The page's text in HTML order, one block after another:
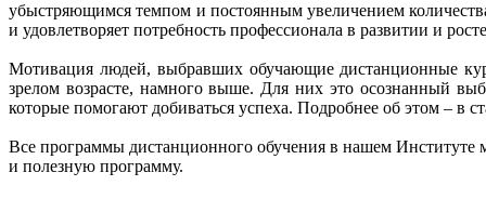
убыстряющимся темпом и постоянным увеличением
и удовлетворяет потребность профессионала в развитии и
Мотивация людей, выбравших обучающие дистанционные
зрелом возрасте, намного выше. Для них это осознанный
которые помогают добиваться успеха. Подробнее об этом – в
Все программы дистанционного обучения в нашем Институте
и полезную программу.